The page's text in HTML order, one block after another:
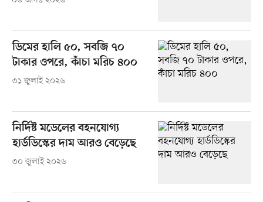
ডিমের হালি ৫০, সবজি ৭০
টাকার ওপরে, কাঁচা মরিচ ৪০০
৩১ জুলাই ২০২৬
নির্দিষ্ট মডেলের বহনযোগ্য
হার্ডডিস্কের দাম আরও বেড়েছে
৩০ জুলাই ২০২৬